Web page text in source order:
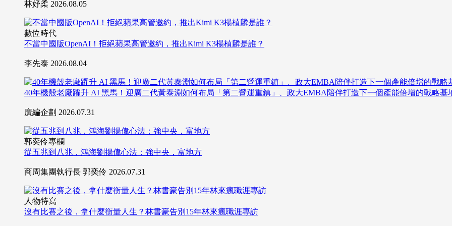
林妤柔 2026.08.05
數位時代
不當中國版OpenAI！拒絕蘋果高管邀約，推出Kimi K3楊植麟是誰？
李先泰 2026.08.04
40年機殼老廠躍升 AI 黑馬！迎廣二代黃泰淵如何布局「第二營運重鎮」、政大EMBA陪伴打造下一個產能倍增的戰略基
廣編企劃 2026.07.31
郭奕伶專欄
從五兆到八兆，鴻海劉揚偉心法：強中央，富地方
商周集團執行長 郭奕伶 2026.07.31
人物特寫
沒有比賽之後，拿什麼衡量人生？林書豪告別15年林來瘋職涯專訪